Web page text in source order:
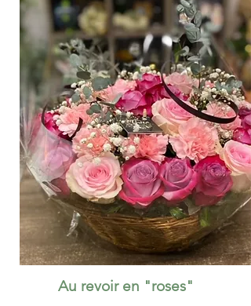
Au revoir en "roses"